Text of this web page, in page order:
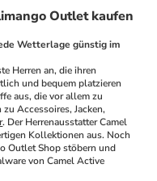
Outlet kaufen
Wetterlage günstig im
Herren an, die ihren
und bequem platzieren
Accessoires, Jacken,
. Der Herrenausstatter Camel
Kollektionen aus. Noch
Outlet Shop stöbern und
von Camel Active